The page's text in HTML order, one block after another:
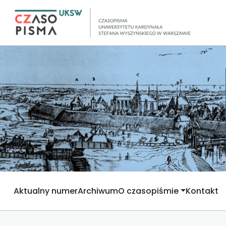
Aktualny numerArchiwumO czasopiśmie Kontakt